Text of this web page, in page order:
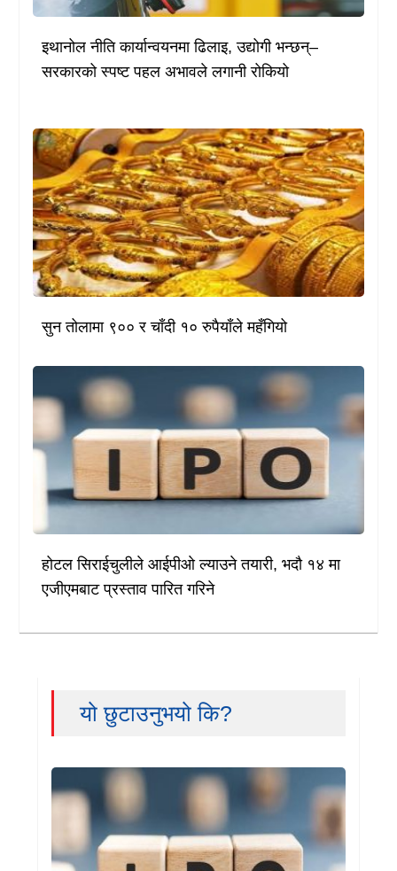
इथानोल नीति कार्यान्वयनमा ढिलाइ, उद्योगी भन्छन्–
सरकारको स्पष्ट पहल अभावले लगानी रोकियो
सुन तोलामा ९०० र चाँदी १० रुपैयाँले महँगियो
होटल सिराईचुलीले आईपीओ ल्याउने तयारी, भदौ १४ मा
एजीएमबाट प्रस्ताव पारित गरिने
यो छुटाउनुभयो कि?